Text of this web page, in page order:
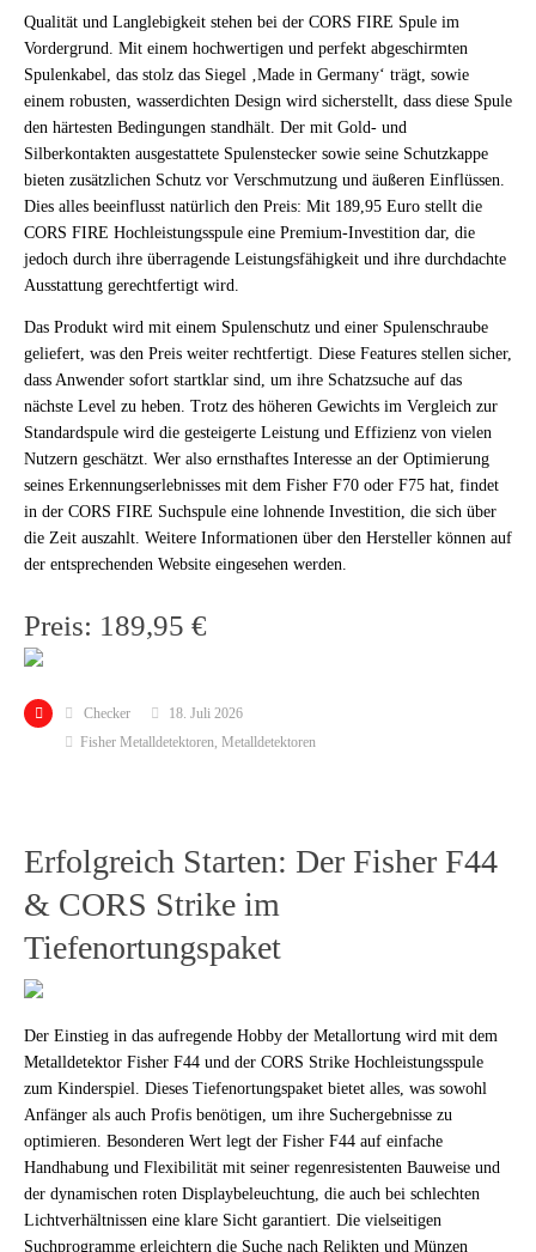
Qualität und Langlebigkeit stehen bei der CORS FIRE Spule im
Vordergrund. Mit einem hochwertigen und perfekt abgeschirmten
Spulenkabel, das stolz das Siegel ‚Made in Germany‘ trägt, sowie
einem robusten, wasserdichten Design wird sicherstellt, dass diese Spule
den härtesten Bedingungen standhält. Der mit Gold- und
Silberkontakten ausgestattete Spulenstecker sowie seine Schutzkappe
bieten zusätzlichen Schutz vor Verschmutzung und äußeren Einflüssen.
Dies alles beeinflusst natürlich den Preis: Mit 189,95 Euro stellt die
CORS FIRE Hochleistungsspule eine Premium-Investition dar, die
jedoch durch ihre überragende Leistungsfähigkeit und ihre durchdachte
Ausstattung gerechtfertigt wird.
Das Produkt wird mit einem Spulenschutz und einer Spulenschraube
geliefert, was den Preis weiter rechtfertigt. Diese Features stellen sicher,
dass Anwender sofort startklar sind, um ihre Schatzsuche auf das
nächste Level zu heben. Trotz des höheren Gewichts im Vergleich zur
Standardspule wird die gesteigerte Leistung und Effizienz von vielen
Nutzern geschätzt. Wer also ernsthaftes Interesse an der Optimierung
seines Erkennungserlebnisses mit dem Fisher F70 oder F75 hat, findet
in der CORS FIRE Suchspule eine lohnende Investition, die sich über
die Zeit auszahlt. Weitere Informationen über den Hersteller können auf
der entsprechenden Website eingesehen werden.
Preis: 189,95 €
Checker
18. Juli 2026
Fisher Metalldetektoren Metalldetektoren
Erfolgreich Starten: Der Fisher F44
& CORS Strike im
Tiefenortungspaket
Der Einstieg in das aufregende Hobby der Metallortung wird mit dem
Metalldetektor Fisher F44 und der CORS Strike Hochleistungsspule
zum Kinderspiel. Dieses Tiefenortungspaket bietet alles, was sowohl
Anfänger als auch Profis benötigen, um ihre Suchergebnisse zu
optimieren. Besonderen Wert legt der Fisher F44 auf einfache
Handhabung und Flexibilität mit seiner regenresistenten Bauweise und
der dynamischen roten Displaybeleuchtung, die auch bei schlechten
Lichtverhältnissen eine klare Sicht garantiert. Die vielseitigen
Suchprogramme erleichtern die Suche nach Relikten und Münzen